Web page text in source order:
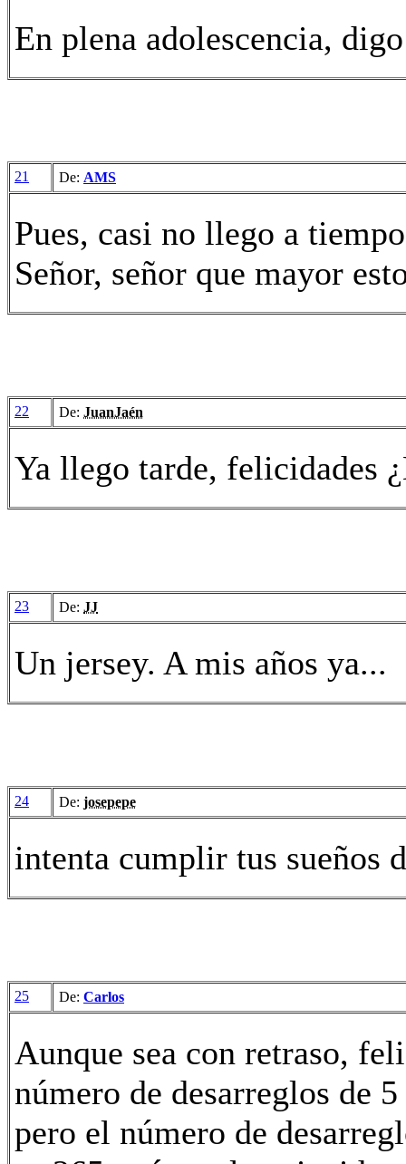
En plena adolescencia,
21 De: AMS
Pues, casi no llego a
Señor, señor que mayor
22 De: JuanJaén
Ya llego tarde, felicidades
23 De: JJ
Un jersey. A mis años ya...
24 De: josepepe
intenta cumplir tus sueños
25 De: Carlos
Aunque sea con retraso,
número de desarreglos de
pero el número de